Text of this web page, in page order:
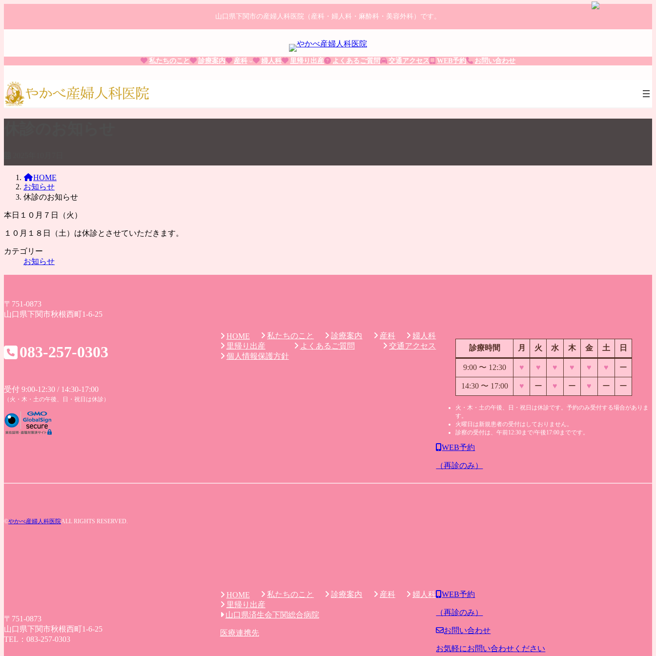
テ
へ
ッ
プ
ゲ
ョ
移
動
山口県下関市の産婦人科医院（産科・婦人科・麻酔科・美容外科）です。
私たちのこと 診療案内 産科 婦人科 里帰り出産 よくあるご質問 交通アクセス WEB予約 お問い合わせ
HOME
お知らせ
休診のお知らせ
本日１０月７日（火）
１０月１８日（土）は休診とさせていただきます。
カテゴリー
お知らせ
〒751-0873
山口県下関市秋根西町1-6-25
083-257-0303
受付 9:00-12:30 / 14:30-17:00
（火・木・土の午後、日・祝日は休診）
HOME 私たちのこと 診療案内 産科
婦人科
里帰り出産
よくあるご質問
交通アクセス
個人情報保護方針
診療時間 月 火 水 木 金 土 日
9:00 〜 12:30 ♥ ♥ ♥ ♥ ♥ ♥ ー
14:30 〜 17:00 ♥ ー ♥ ー ♥ ー ー
火・木・土の午後、日・祝日は休診です。予約のみ受付する場合がありま
す。
火曜日は新規患者の受付はしておりません。
診察の受付は、午前12:30まで/午後17:00までです。
WEB予約
（再診のみ）
©やかべ産婦人科医院ALL RIGHTS RESERVED.
〒751-0873
山口県下関市秋根西町1-6-25
TEL：083-257-0303
HOME 私たちのこと 診療案内 産科
婦人科
里帰り出産
山口県済生会下関総合病院
医療連携先
WEB予約
（再診のみ）
お問い合わせ
お気軽にお問い合わせください